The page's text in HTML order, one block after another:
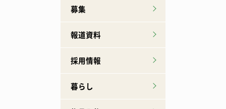
募集
報道資料
採用情報
暮らし